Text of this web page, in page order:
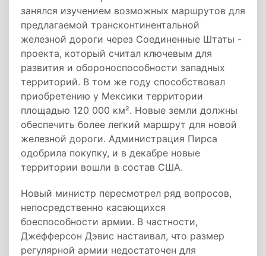
занялся изучением возможных маршрутов для
предлагаемой трансконтинентальной
железной дороги через Соединенные Штаты -
проекта, который считал ключевым для
развития и обороноспособности западных
территорий. В том же году способствовал
приобретению у Мексики территории
площадью 120 000 км². Новые земли должны
обеспечить более легкий маршрут для новой
железной дороги. Администрация Пирса
одобрила покупку, и в декабре новые
территории вошли в состав США.
Новый министр пересмотрел ряд вопросов,
непосредственно касающихся
боеспособности армии. В частности,
Джефферсон Дэвис настаивал, что размер
регулярной армии недостаточен для